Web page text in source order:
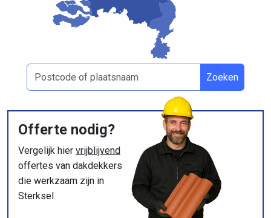
Zoeken
Offerte nodig?
Vergelijk hier vrijblijvend
offertes van dakdekkers
die werkzaam zijn in
Sterksel